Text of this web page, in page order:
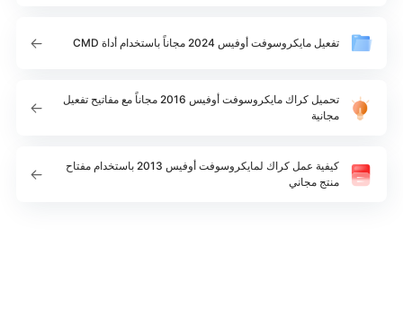
تفعيل مايكروسوفت أوفيس 2024 مجاناً باستخدام أداة CMD
تحميل كراك مايكروسوفت أوفيس 2016 مجاناً مع مفاتيح تفعيل
مجانية
كيفية عمل كراك لمايكروسوفت أوفيس 2013 باستخدام مفتاح
منتج مجاني